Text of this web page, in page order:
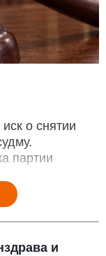
о снятии
партии
и